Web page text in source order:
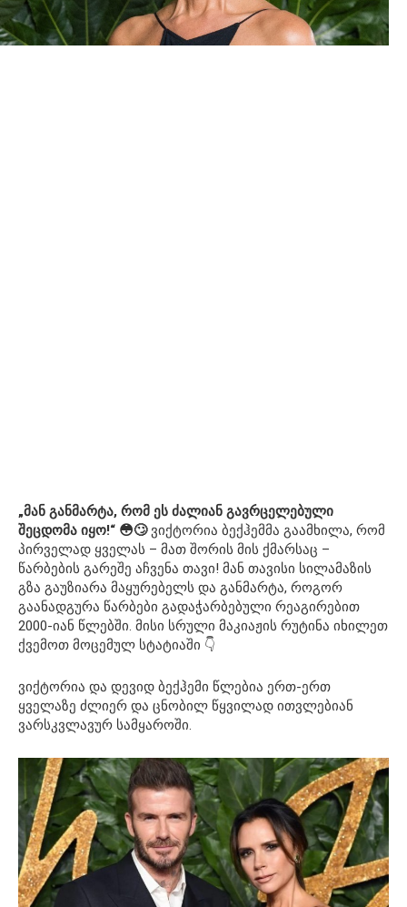
„მან განმარტა, რომ ეს ძალიან გავრცელებული
შეცდომა იყო!“ 😳🙄 ვიქტორია ბექჰემმა გაამხილა, რომ
პირველად ყველას – მათ შორის მის ქმარსაც –
წარბების გარეშე აჩვენა თავი! მან თავისი სილამაზის
გზა გაუზიარა მაყურებელს და განმარტა, როგორ
გაანადგურა წარბები გადაჭარბებული რეაგირებით
2000-იან წლებში. მისი სრული მაკიაჟის რუტინა იხილეთ
ქვემოთ მოცემულ სტატიაში 👇
ვიქტორია და დევიდ ბექჰემი წლებია ერთ-ერთ
ყველაზე ძლიერ და ცნობილ წყვილად ითვლებიან
ვარსკვლავურ სამყაროში.